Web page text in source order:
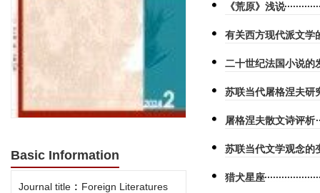
Basic Information
Journal title : Foreign Literatures
《荒原》浅说
有关西方现代派文学
二十世纪法国小说的
苏联当代屠格涅夫研
屠格涅夫散文诗评析
苏联当代文学观念的
猎犬星座